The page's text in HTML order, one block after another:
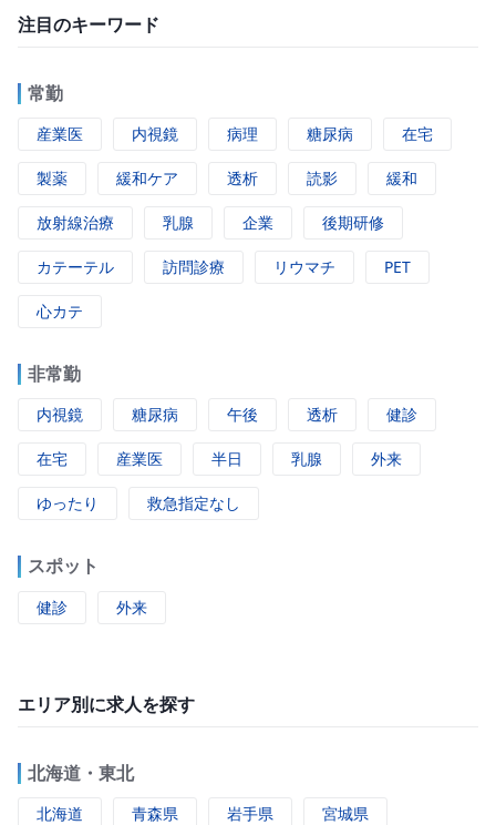
注目のキーワード
常勤
産業医 内視鏡 病理 糖尿病 在宅
製薬 緩和ケア 透析 読影 緩和
放射線治療 乳腺 企業 後期研修
カテーテル 訪問診療 リウマチ PET
心カテ
非常勤
内視鏡 糖尿病 午後 透析 健診
在宅 産業医 半日 乳腺 外来
ゆったり 救急指定なし
スポット
健診 外来
エリア別に求人を探す
北海道・東北
北海道 青森県 岩手県 宮城県